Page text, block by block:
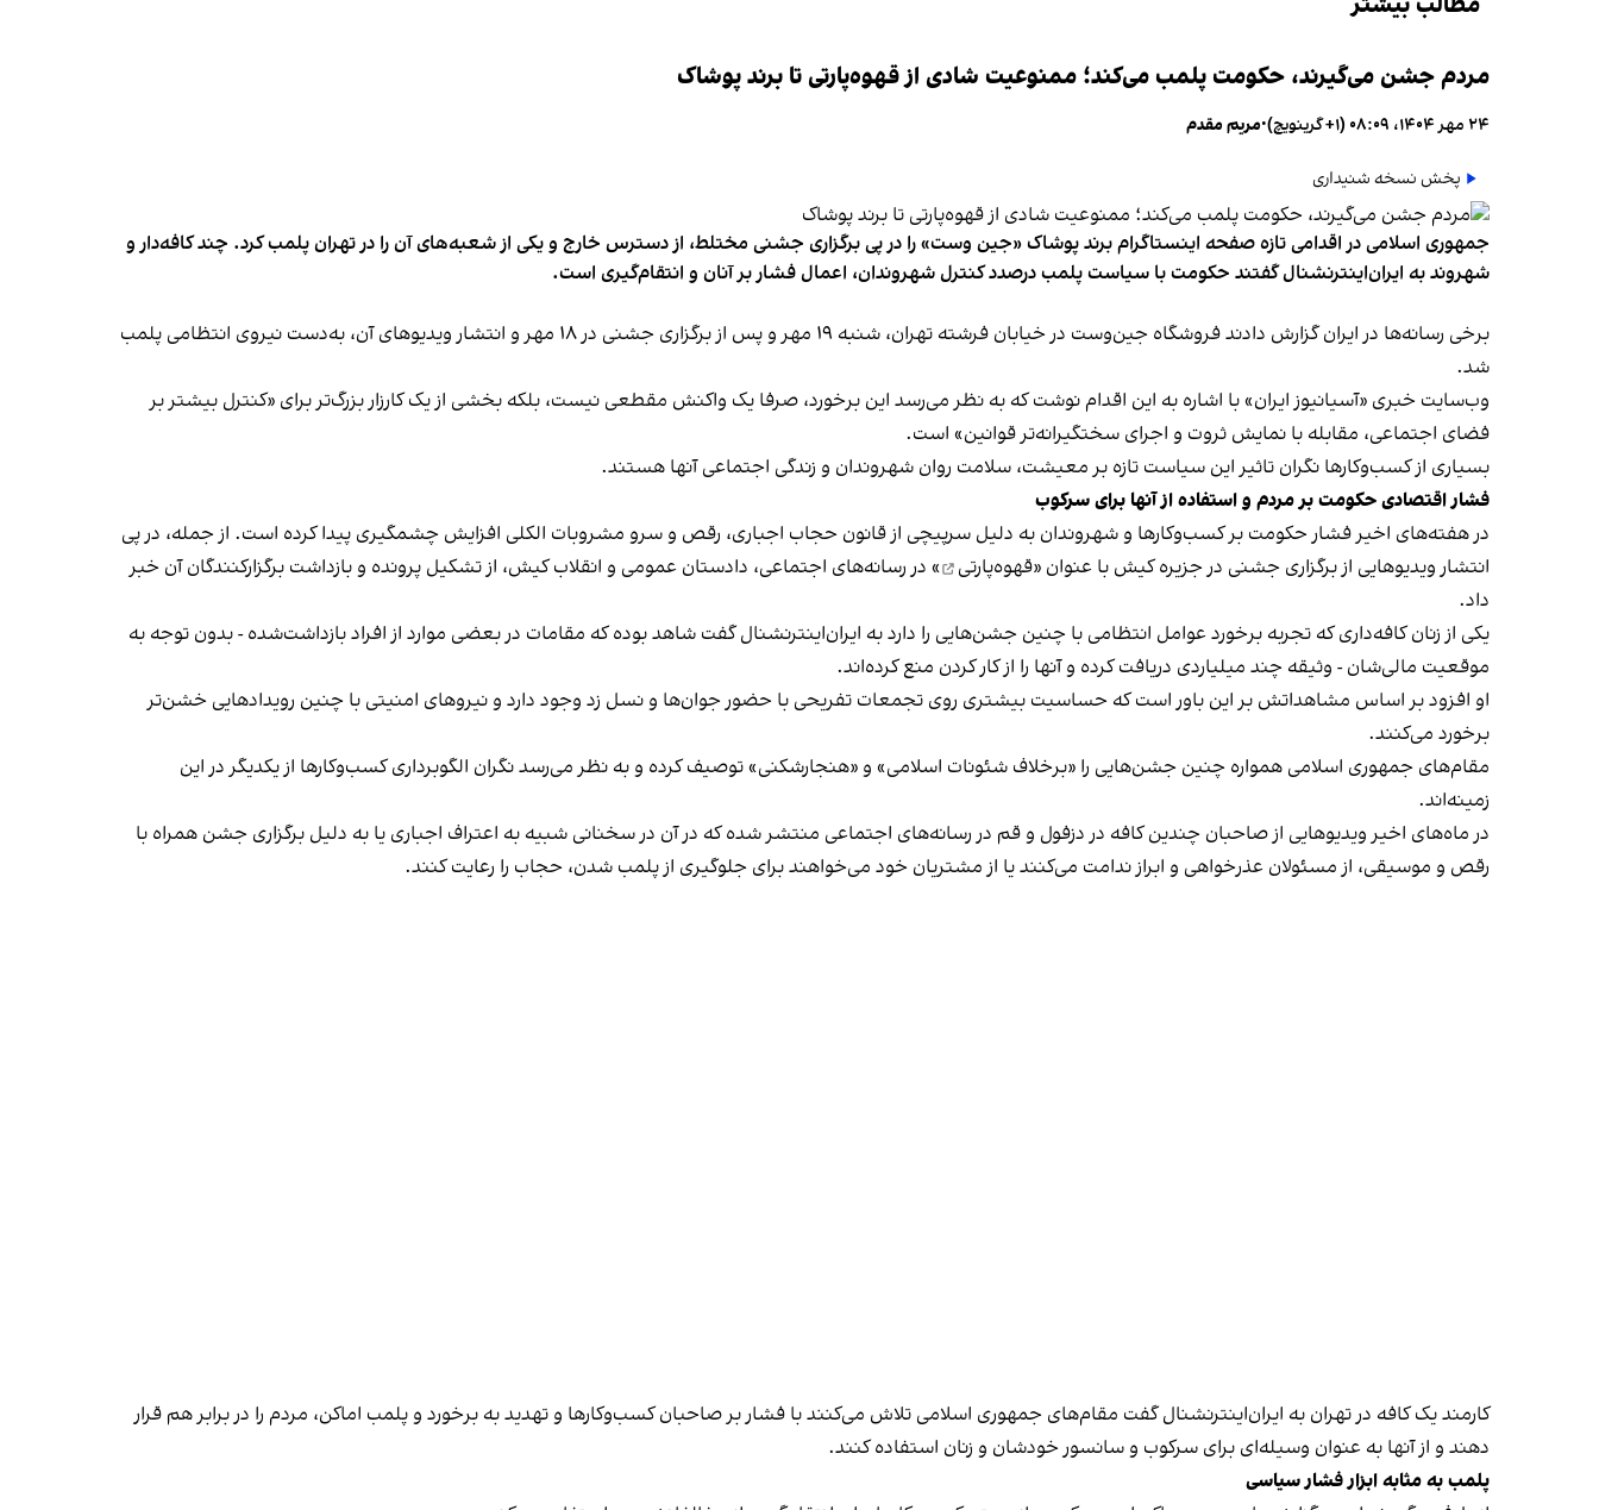
مردم جشن می‌گیرند، حکومت پلمب می‌کند؛ ممنوعیت شادی از قهوه‌پارتی تا برند پوشاک
۲۴ مهر ۱۴۰۴، ۰۸:۰۹ (‎+۱ گرینویچ) •مریم مقدم
پخش نسخه شنیداری
جمهوری اسلامی در اقدامی تازه صفحه اینستاگرام برند پوشاک «جین وست» را در پی برگزاری جشنی مختلط، از دسترس خارج و یکی از شعبه‌های آن را در تهران پلمب کرد. چند کافه‌‌دار و
شهروند به ایران‌اینترنشنال گفتند حکومت با سیاست پلمب درصدد کنترل شهروندان، اعمال فشار بر آنان و انتقام‌گیری است.
برخی رسانه‌ها در ایران گزارش دادند فروشگاه جین‌وست در خیابان فرشته تهران، شنبه ۱۹ مهر و پس از برگزاری جشنی در ۱۸ مهر و انتشار ویدیوهای آن، به‌دست نیروی انتظامی پلمب
شد.
وب‌سایت خبری «آسیانیوز ایران» با اشاره به این اقدام نوشت که به نظر می‌رسد این برخورد، صرفا یک واکنش مقطعی نیست، بلکه بخشی از یک کارزار بزرگ‌تر برای «کنترل بیشتر بر
فضای اجتماعی، مقابله با نمایش ثروت و اجرای سختگیرانه‌تر قوانین» است.
بسیاری از کسب‌وکارها نگران تاثیر این سیاست‌ تازه بر معیشت، سلامت روان شهروندان و زندگی اجتماعی آنها هستند.
فشار اقتصادی حکومت بر مردم و استفاده از آنها برای سرکوب
در هفته‌های اخیر فشار حکومت بر کسب‌وکارها و شهروندان به دلیل سرپیچی از قانون حجاب اجباری، رقص و سرو مشروبات الکلی افزایش چشمگیری پیدا کرده است. از جمله، در پی
انتشار ویدیوهایی از برگزاری جشنی در جزیره کیش با عنوان «قهوه‌پارتی
» در رسانه‌های اجتماعی، دادستان عمومی و انقلاب کیش، از تشکیل پرونده و بازداشت برگزارکنندگان آن خبر
داد.
یکی از زنان کافه‌داری که تجربه برخورد عوامل انتظامی با چنین جشن‌هایی را دارد به ایران‌اینترنشنال گفت شاهد بوده که مقامات در بعضی موارد از افراد بازداشت‌‌شده - بدون توجه به
موقعیت مالی‌شان - وثیقه چند میلیاردی دریافت کرده و آنها را از کار کردن منع کرده‌اند.
او افزود بر اساس مشاهداتش بر این باور است که حساسیت بیشتری روی تجمعات تفریحی با حضور جوان‌ها و نسل زد وجود دارد و نیروهای امنیتی با چنین رویدادهایی خشن‌تر
برخورد می‌کنند.
مقام‌های جمهوری اسلامی همواره چنین جشن‌هایی را «برخلاف شئونات اسلامی» و «هنجارشکنی» توصیف کرده و به نظر می‌رسد نگران الگوبرداری کسب‌وکارها از یکدیگر در این
زمینه‌اند.
در ماه‌های اخیر ویدیوهایی از صاحبان چندین کافه در دزفول و قم در رسانه‌های اجتماعی منتشر شده که در آن در سخنانی شبیه به اعتراف اجباری یا به دلیل برگزاری جشن همراه با
رقص و موسیقی، از مسئولان عذرخواهی و ابراز ندامت می‌کنند یا از مشتریان خود می‌خواهند برای جلوگیری از پلمب شدن، حجاب را رعایت کنند.
کارمند یک کافه در تهران به ایران‌اینترنشنال گفت مقام‌های جمهوری اسلامی تلاش می‌کنند با فشار بر صاحبان کسب‌وکارها و تهدید به برخورد و پلمب اماکن، مردم را در برابر هم قرار
دهند و از آنها به عنوان وسیله‌ای برای سرکوب و سانسور خودشان و زنان استفاده کنند.
پلمب به مثابه ابزار فشار سیاسی